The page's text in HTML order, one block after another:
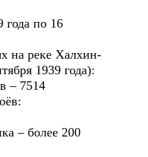
года по 16
на реке Халхин-
1939 года):
– 7514
– более 200